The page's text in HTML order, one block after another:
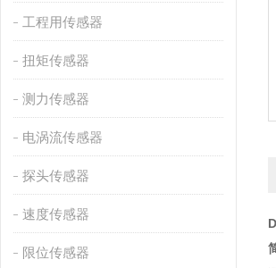
工程用传感器
扭矩传感器
测力传感器
电涡流传感器
探头传感器
速度传感器
限位传感器